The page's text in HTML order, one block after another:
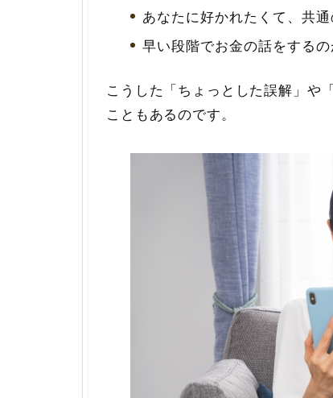
あなたに好かれたくて、共
早い段階でお金の話をする
こうした「ちょっとした誤解」や
こともあるのです。